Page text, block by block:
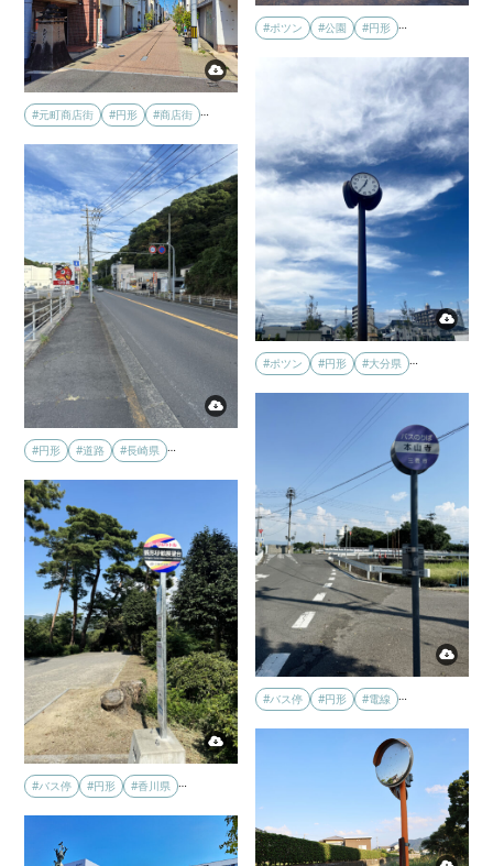
#ポツン #公園 #円形
#元町商店街 #円形 #商店街 …
#ポツン #円形 #大分県 …
#円形 #道路 #長崎県 …
#バス停 #円形 #電線 …
#バス停 #円形 #香川県 …